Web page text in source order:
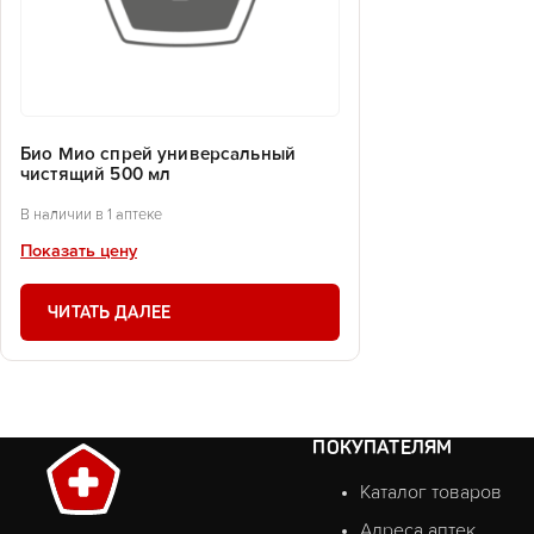
Био Мио спрей универсальный
чистящий 500 мл
В наличии в 1 аптеке
Показать цену
ЧИТАТЬ ДАЛЕЕ
ПОКУПАТЕЛЯМ
Каталог товаров
Адреса аптек